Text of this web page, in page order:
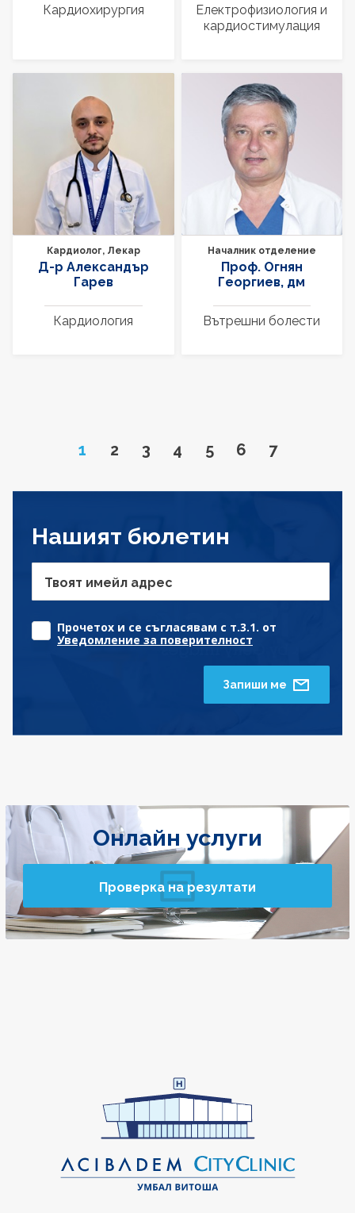
Кардиохирургия
Електрофизиология и
кардиостимулация
Кардиолог, Лекар
Д-р Александър
Гарев
Кардиология
Началник отделение
Проф. Огнян
Георгиев, дм
Вътрешни болести
Page
1 Go to page
2 Go to page
3 Go to page
4 Go to page
5 Go to page
6 Go to page
7
Нашият бюлетин
Твоят имейл адрес
Прочетох и се съгласявам с т.3.1. от
Уведомление за поверителност
Запиши ме
Онлайн услуги
Проверка на резултати